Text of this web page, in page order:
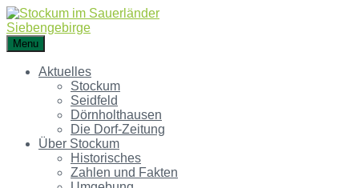
Menu
Aktuelles
Stockum
Seidfeld
Dörnholthausen
Die Dorf-Zeitung
Über Stockum
Historisches
Zahlen und Fakten